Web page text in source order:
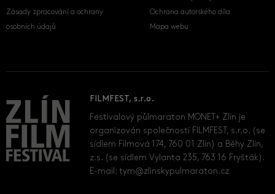
Zásady zpracování a ochrany
osobních údajů
Ochrana autorského díla
Mapa webu
FILMFEST, s.r.o.
Festivalový půlmaraton MONET+ Zlín je
organizován společností FILMFEST, s.r.o. (se
sídlem Filmová 174, 760 01 Zlín) a Běhy Zlín,
z.s. (se sídlem Vylanta 235, 763 16 Fryšták).
E-mail:tym@zlinskypulmaraton.cz